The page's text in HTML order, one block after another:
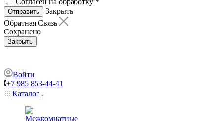
Согласен на обработку *
Отправить
Закрыть
Обратная Связь
Сохранено
Закрыть
Войти
+7 985 853-44-41
Каталог